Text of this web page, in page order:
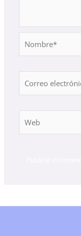
electrónico*